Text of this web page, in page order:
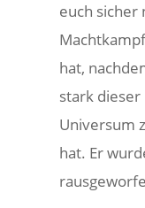
euch sicher
hat,
stark
Universum
hat. Er